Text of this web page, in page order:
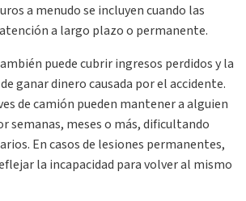
a menudo se incluyen cuando las
a largo plazo o permanente.
puede cubrir ingresos perdidos y la
ganar dinero causada por el accidente.
de camión pueden mantener a alguien
semanas, meses o más, dificultando
En casos de lesiones permanentes,
la incapacidad para volver al mismo